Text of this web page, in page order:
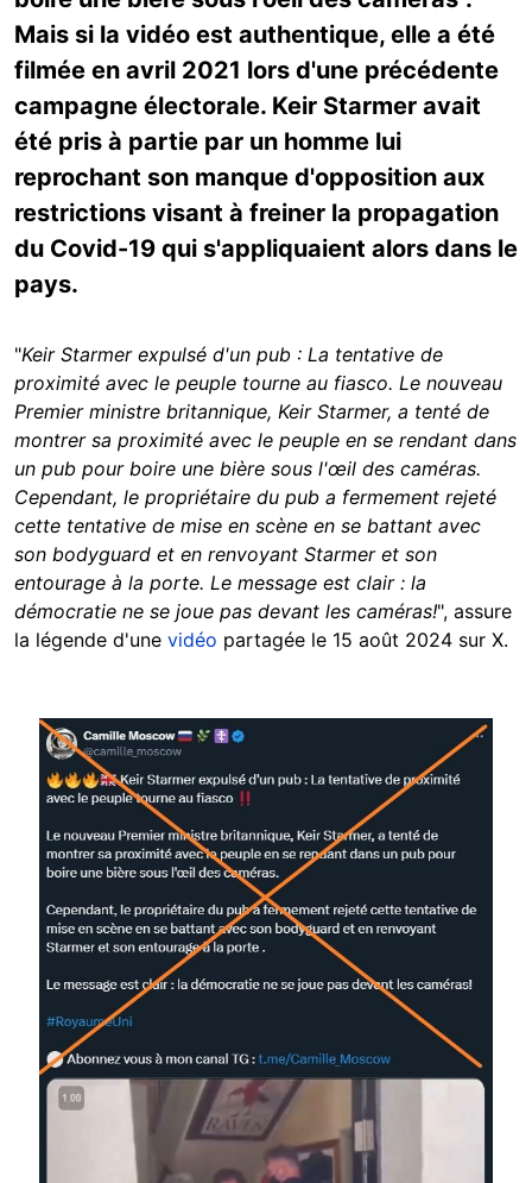
Mais si la vidéo est authentique, elle a été
filmée en avril 2021 lors d'une précédente
campagne électorale. Keir Starmer avait
été pris à partie par un homme lui
reprochant son manque d'opposition aux
restrictions visant à freiner la propagation
du Covid-19 qui s'appliquaient alors dans le
pays.
"Keir Starmer expulsé d'un pub : La tentative de
proximité avec le peuple tourne au fiasco. Le nouveau
Premier ministre britannique, Keir Starmer, a tenté de
montrer sa proximité avec le peuple en se rendant dans
un pub pour boire une bière sous l'œil des caméras.
Cependant, le propriétaire du pub a fermement rejeté
cette tentative de mise en scène en se battant avec
son bodyguard et en renvoyant Starmer et son
entourage à la porte. Le message est clair : la
démocratie ne se joue pas devant les caméras!", assure
la légende d'une vidéo partagée le 15 août 2024 sur X.
Image